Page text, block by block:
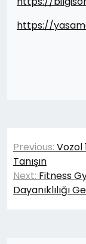
https://
Yazı
gezinmesi
Previous: Vozol
Tanışın
Next: Fitness
Dayanıklılığı